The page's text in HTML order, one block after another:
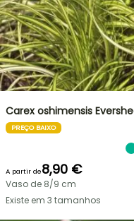
Carex oshimensis
PREÇO BAIXO
A partir de8,90 €
Vaso de 8/9 cm
Existe em 3 tamanhos